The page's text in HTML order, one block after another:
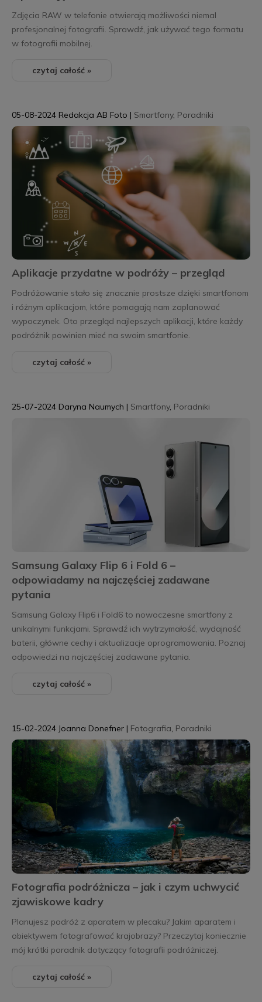
Zdjęcia RAW w telefonie otwierają możliwości niemal
profesjonalnej fotografii. Sprawdź, jak używać tego formatu
w fotografii mobilnej.
czytaj całość »
Aplikacje przydatne w podróży – przegląd
05-08-2024 Redakcja AB Foto | Smartfony, Poradniki
Podróżowanie stało się znacznie prostsze dzięki smartfonom
i różnym aplikacjom, które pomagają nam zaplanować
wypoczynek. Oto przegląd najlepszych aplikacji, które każdy
podróżnik powinien mieć na swoim smartfonie.
czytaj całość »
Samsung Galaxy Flip 6 i Fold 6 –
odpowiadamy na najczęściej zadawane
pytania
25-07-2024 Daryna Naumych | Smartfony, Poradniki
Samsung Galaxy Flip6 i Fold6 to nowoczesne smartfony z
unikalnymi funkcjami. Sprawdź ich wytrzymałość, wydajność
baterii, główne cechy i aktualizacje oprogramowania. Poznaj
odpowiedzi na najczęściej zadawane pytania.
czytaj całość »
Fotografia podróżnicza – jak i czym uchwycić
zjawiskowe kadry
15-02-2024 Joanna Donefner | Fotografia, Poradniki
Planujesz podróż z aparatem w plecaku? Jakim aparatem i
obiektywem fotografować krajobrazy? Przeczytaj koniecznie
mój krótki poradnik dotyczący fotografii podróżniczej.
czytaj całość »